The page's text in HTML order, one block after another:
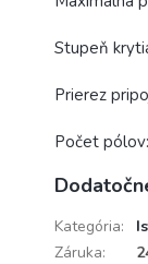
Stupeň
Prierez
Počet
Kategória:
Záruka: